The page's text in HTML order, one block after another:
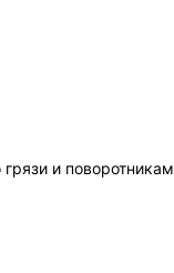
и поворотникам